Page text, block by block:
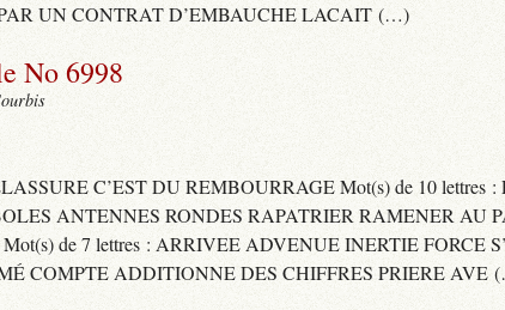
UN CONTRAT D’EMBAUCHE LACAIT (…)
No 6998
C’EST DU REMBOURRAGE Mot(s) de 10
ANTENNES RONDES RAPATRIER RAMENER AU
de 7 lettres : ARRIVEE ADVENUE INERTIE FORCE
COMPTE ADDITIONNE DES CHIFFRES PRIERE AVE